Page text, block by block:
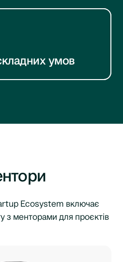
умов
Ecosystem включає
з менторами для проєктів